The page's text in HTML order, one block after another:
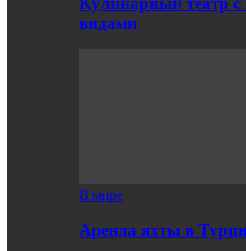
видами
В мире
Аренда яхты в